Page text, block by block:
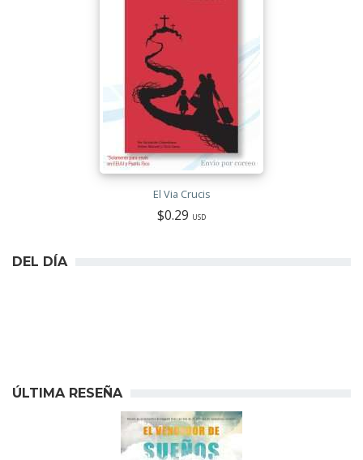
El Via Crucis
$0.29 USD
DEL DÍA
ÚLTIMA RESEÑA